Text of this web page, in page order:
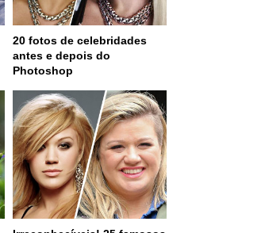
20 fotos de celebridades
antes e depois do
Photoshop